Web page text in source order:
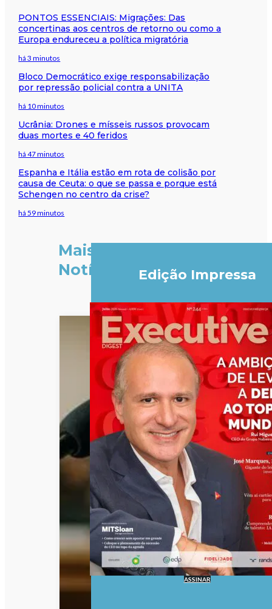
PONTOS ESSENCIAIS: Migrações: Das
concertinas aos centros de retorno ou como a
Europa endureceu a política migratória
há 3 minutos
Bloco Democrático exige responsabilização
por repressão policial contra a UNITA
há 10 minutos
Ucrânia: Drones e mísseis russos provocam
duas mortes e 40 feridos
há 47 minutos
Espanha e Itália estão em rota de colisão por
causa de Ceuta: o que se passa e porque está
Schengen no centro da crise?
há 59 minutos
Mais
Notícias
Edição Impressa
ASSINAR